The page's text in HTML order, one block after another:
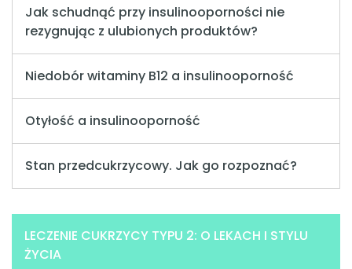
Jak schudnąć przy insulinooporności nie
rezygnując z ulubionych produktów?
Niedobór witaminy B12 a insulinooporność
Otyłość a insulinooporność
Stan przedcukrzycowy. Jak go rozpoznać?
LECZENIE CUKRZYCY TYPU 2: O LEKACH I STYLU
ŻYCIA